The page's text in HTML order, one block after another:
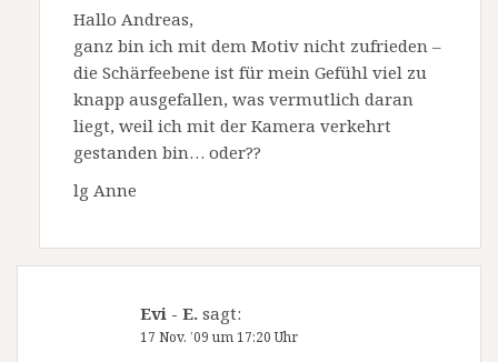
Hallo Andreas,
ganz bin ich mit dem Motiv nicht zufrieden –
die Schärfeebene ist für mein Gefühl viel zu
knapp ausgefallen, was vermutlich daran
liegt, weil ich mit der Kamera verkehrt
gestanden bin… oder??
lg Anne
Evi - E. sagt:
17 Nov. ’09 um 17:20 Uhr